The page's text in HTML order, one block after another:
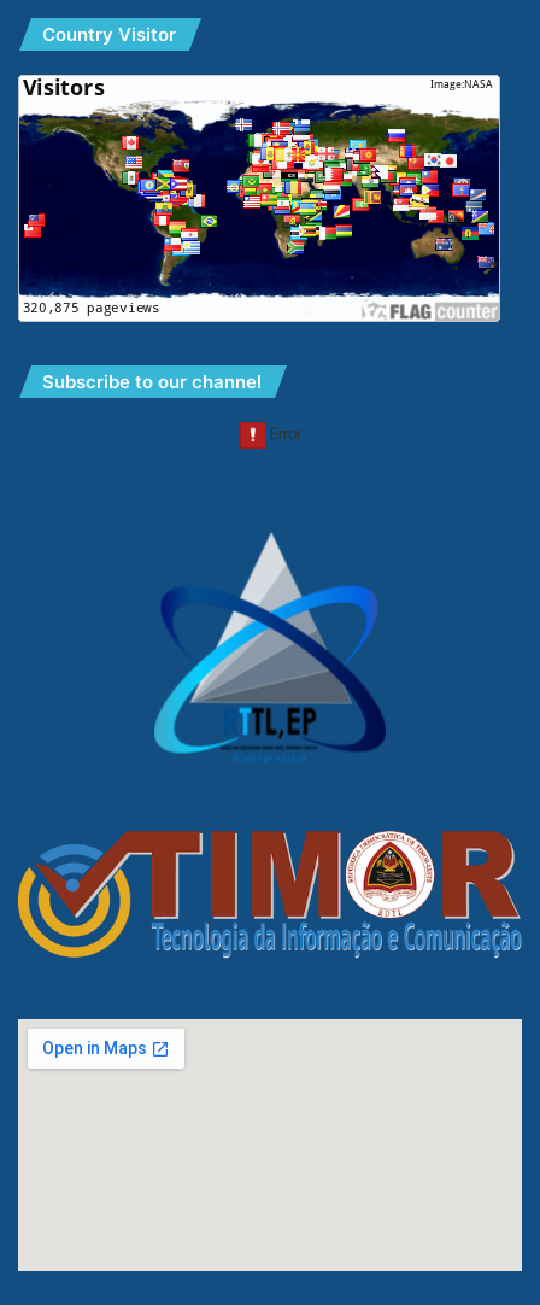
Country Visitor
Subscribe to our channel